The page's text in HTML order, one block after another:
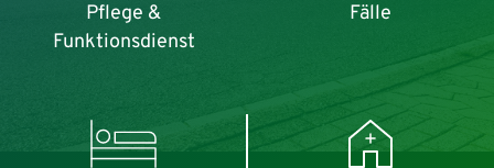
Pflege &
Funktionsdienst
Fälle